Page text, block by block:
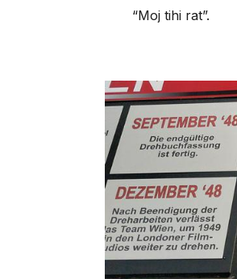
“Moj tihi rat”.